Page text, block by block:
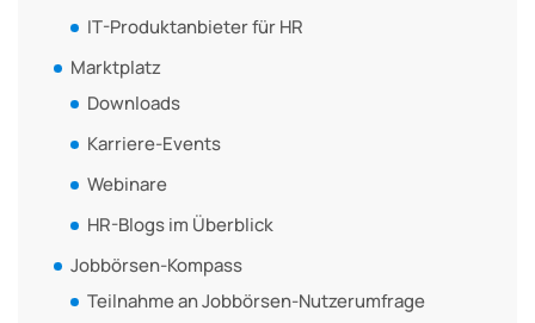
IT-Produktanbieter für HR
Marktplatz
Downloads
Karriere-Events
Webinare
HR-Blogs im Überblick
Jobbörsen-Kompass
Teilnahme an Jobbörsen-Nutzerumfrage